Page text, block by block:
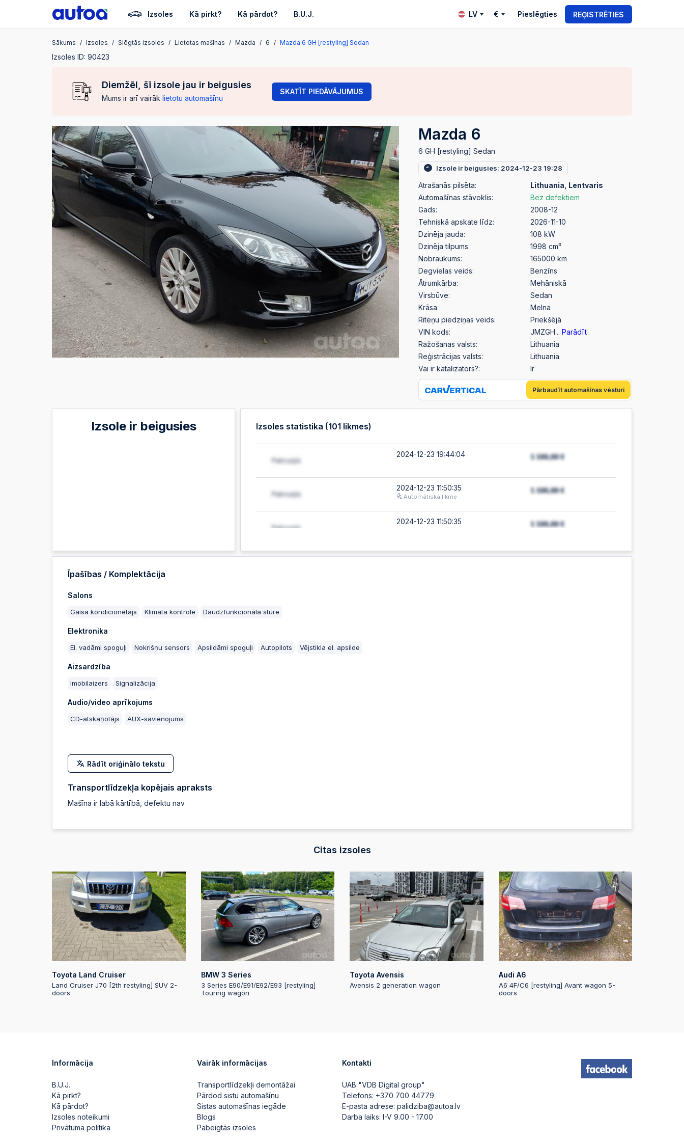
Izsoles Kā pirkt? Kā pārdot? B.U.J. LV € Pieslēgties REĢISTRĒTIES
Sākums Izsoles Slēgtās izsoles Lietotas mašīnas Mazda 6 Mazda 6 GH [restyling] Sedan
Izsoles ID: 90423
Diemžēl, šī izsole jau ir beigusies
Mums ir arī vairāk lietotu automašīnu
SKATĪT PIEDĀVĀJUMUS
Mazda 6
6 GH [restyling] Sedan
Izsole ir beigusies: 2024-12-23 19:28
Atrašanās pilsēta:
Lithuania, Lentvaris
Automašīnas stāvoklis:
Bez defektiem
Gads:
2008-12
Tehniskā apskate līdz:
2026-11-10
Dzinēja jauda:
108 kW
Dzinēja tilpums:
1998 cm³
Nobraukums:
165000 km
Degvielas veids:
Benzīns
Ātrumkārba:
Mehāniskā
Virsbūve:
Sedan
Krāsa:
Melna
Riteņu piedziņas veids:
Priekšējā
VIN kods:
JMZGH... Parādīt
Ražošanas valsts:
Lithuania
Reģistrācijas valsts:
Lithuania
Vai ir katalizators?:
Ir
Pārbaudīt automašīnas vēsturi
Izsole ir beigusies Izsoles statistika (101 likmes)
2024-12-23 19:44:04
2024-12-23 11:50:35
Automātiskā likme
2024-12-23 11:50:35
2024-12-23 11:50:34
2024-12-23 11:50:17
Automātiskā likme
2024-12-23 11:50:17
2024-12-21 18:03:37
2024-12-20 18:30:54
Īpašības / Komplektācija
Salons
Gaisa kondicionētājs Klimata kontrole Daudzfunkcionāla stūre
Elektronika
El. vadāmi spoguļi Nokrišņu sensors Apsildāmi spoguļi Autopilots Vējstikla el. apsilde
Aizsardzība
Imobilaizers Signalizācija
Audio/video aprīkojums
CD-atskaņotājs AUX-savienojums
Rādīt oriģinālo tekstu
Transportlīdzekļa kopējais apraksts
Mašīna ir labā kārtībā, defektu nav
Citas izsoles
Toyota Land Cruiser
Land Cruiser J70 [2th restyling] SUV 2-
doors
BMW 3 Series
3 Series E90/E91/E92/E93 [restyling]
Touring wagon
Toyota Avensis
Avensis 2 generation wagon
Audi A6
A6 4F/C6 [restyling] Avant wagon 5-
doors
Informācija
B.U.J.
Kā pirkt?
Kā pārdot?
Izsoles noteikumi
Privātuma politika
Vairāk informācijas
Transportlīdzekļi demontāžai
Pārdod sistu automašīnu
Sistas automašīnas iegāde
Blogs
Pabeigtās izsoles
Kontakti
UAB "VDB Digital group"
Telefons: +370 700 44779
E-pasta adrese: palidziba@autoa.lv
Darba laiks: I-V 9.00 - 17.00